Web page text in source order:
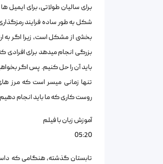
شکل به طور ساده فرایند
بزرگی انجام میدهد برای افرادی
باید آن را حل کنیم. پس اگر
تنها زمانی میسر است که مرز
روست کاری که ما باید انجام
آموزش زبان با فیلم
05:20
تابستان گذشته، هنگامی که